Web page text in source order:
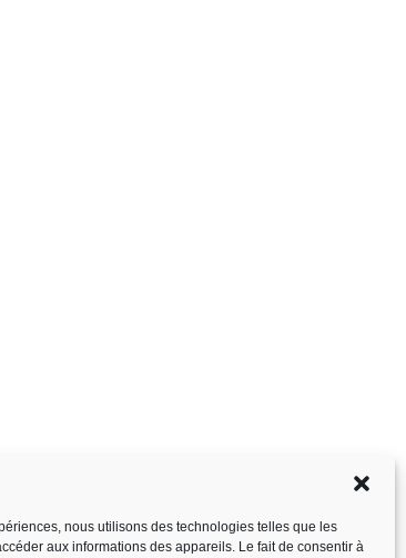
nous utilisons des technologies telles que les
aux informations des appareils. Le fait de consentir à